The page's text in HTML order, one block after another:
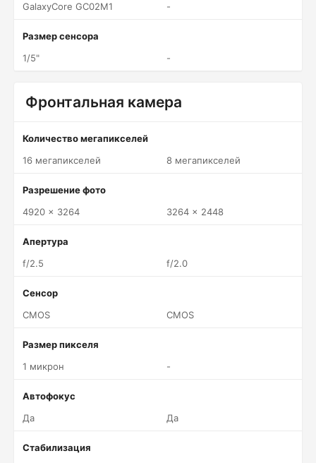
GalaxyCore GC02M1
-
Размер сенсора
1/5"
-
Фронтальная камера
Количество мегапикселей
16 мегапикселей
8 мегапикселей
Разрешение фото
4920 x 3264
3264 x 2448
Апертура
f/2.5
f/2.0
Сенсор
CMOS
CMOS
Размер пикселя
1 микрон
-
Автофокус
Да
Да
Стабилизация